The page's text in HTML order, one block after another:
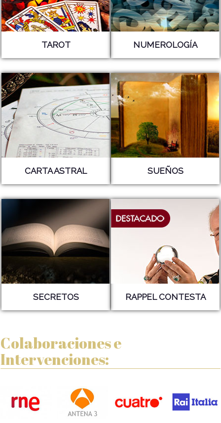
TAROT NUMEROLOGÍA
CARTA ASTRAL SUEÑOS
SECRETOS RAPPEL CONTESTA
Colaboraciones e
Intervenciones: